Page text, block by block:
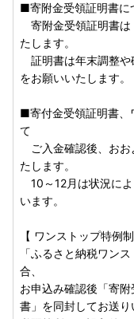
■寄附金受領証明書に
寄附金受領証明書は
たします。
証明書は年末調整や
をお願いいたします。
■寄付金受領証明書、
て
ご入金確認後、おお
たします。
10～12月は状況に
います。
【 ワンストップ特例
「ふるさと納税ワン
合、
お申込み確認後「寄
書」を同封してお送り